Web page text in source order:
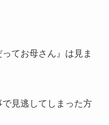
てお母さん』は見ま
見逃してしまった方